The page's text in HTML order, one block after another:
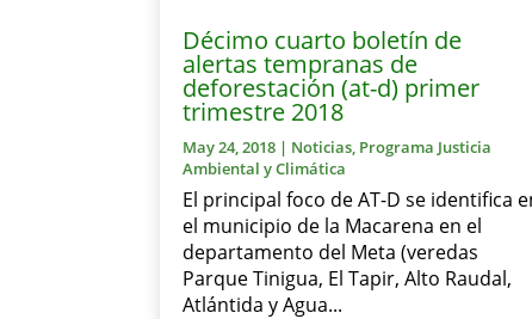
Décimo cuarto boletín de
alertas tempranas de
deforestación (at-d) primer
trimestre 2018
May 24, 2018 | Noticias, Programa Justicia
Ambiental y Climática
El principal foco de AT-D se identifica
el municipio de la Macarena en el
departamento del Meta (veredas
Parque Tinigua, El Tapir, Alto Raudal,
Atlántida y Agua...